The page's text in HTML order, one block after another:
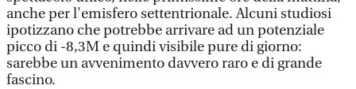
anche per l'emisfero settentrionale. Alcuni studiosi
ipotizzano che potrebbe arrivare ad un potenziale
picco di -8,3M e quindi visibile pure di giorno:
sarebbe un avvenimento davvero raro e di grande
fascino.